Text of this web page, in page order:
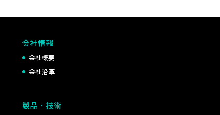
会社情報
会社概要
会社沿革
製品・技術